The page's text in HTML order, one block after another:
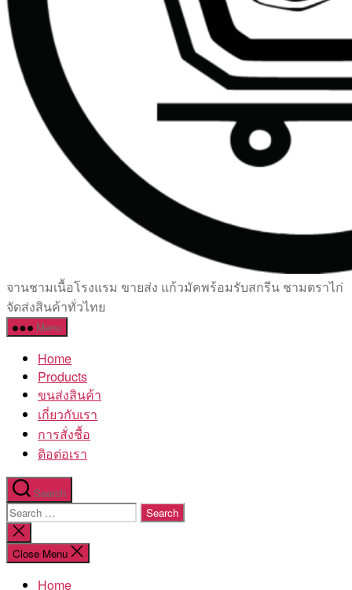
เซรามิค
ครบ
ครัน
โรงงาน
จานชามเนื้อโรงแรม ขายส่ง แก้วมัคพร้อมรับสกรีน ชามตราไก่
จัดส่งสินค้าทั่วไทย
Menu
Home
Products
ขนส่งสินค้า
เกี่ยวกับเรา
การสั่งชื้อ
ติอต่อเรา
Search
Search
for:
Close
search
Close Menu
Home